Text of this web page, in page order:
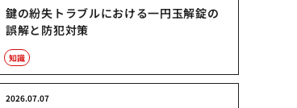
鍵の紛失トラブルにおける一円玉解錠の
誤解と防犯対策
知識
2026.07.07